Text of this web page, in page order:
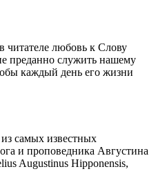
читателе любовь к Слову
преданно служить нашему
каждый день его жизни
самых известных
и проповедника Августина
Augustinus Hipponensis,